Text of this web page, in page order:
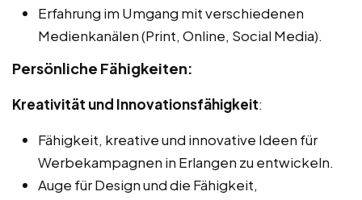
Erfahrung im Umgang mit verschiedenen
Medienkanälen (Print, Online, Social Media).
Persönliche Fähigkeiten:
Kreativität und Innovationsfähigkeit:
Fähigkeit, kreative und innovative Ideen für
Werbekampagnen in Erlangen zu entwickeln.
Auge für Design und die Fähigkeit,